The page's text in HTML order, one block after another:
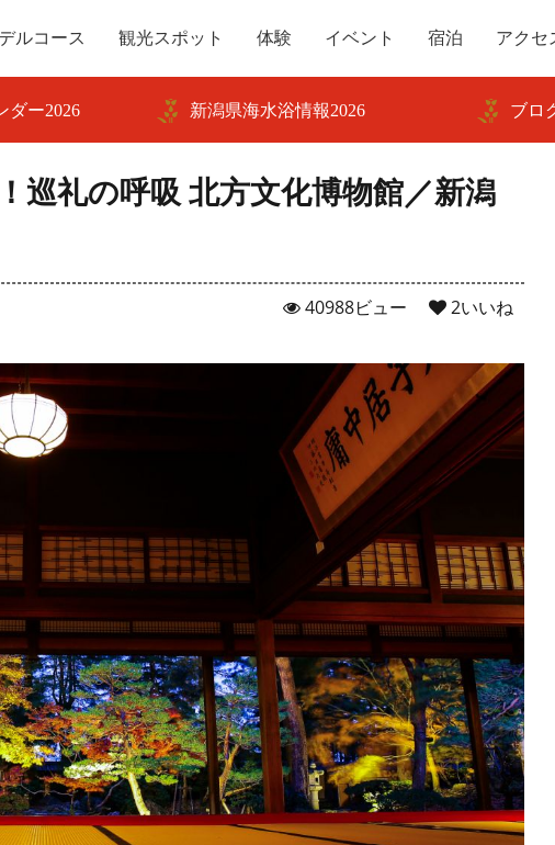
ルコース 観光スポット 体験 イベント 宿泊 アクセ
ダー2026 新潟県海水浴情報2026 ブロ
巡礼の呼吸 北方文化博物館／新潟
2いいね
40988ビュー